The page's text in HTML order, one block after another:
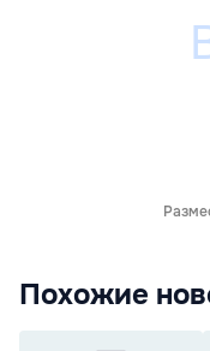
Похожие